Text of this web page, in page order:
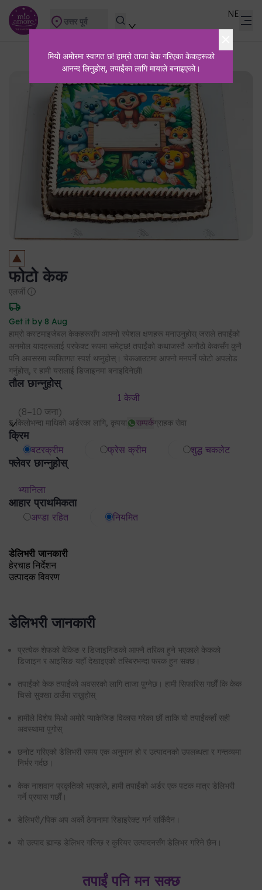
मियो अमोरमा स्वागत छ! हाम्रो ताजा बेक गरिएका केकहरूको
आनन्द लिनुहोस्, तपाईंका लागि मायाले बनाइएको।
उत्तर पूर्व
NE
फोटो केक
एलर्जी
Get it by 8 Aug
हाम्रो कस्टमाइजेबल केकहरूसँग आफ्नो स्पेशल क्षणहरू मनाउनुहोस् जसले तपाईंको
अनमोल यादहरूलाई परफेक्ट रूपमा समेट्छ! तपाईंको कथाजस्तै अनौठो केकसँग कुनै
पनि अवसरमा व्यक्तिगत स्पर्श थप्नुहोस्। चेकआउटमा आफ्नो मनपर्ने फोटो अपलोड
गर्नुहोस्, र हामी यसलाई डिजाइनमा बनाइदिनेछौं!
तौल छान्नुहोस्
1 केजी
(8–10 जना)
5 किलोभन्दा माथिको अर्डरका लागि, कृपया सम्पर्कग्राहक सेवा
क्रिम
बटरक्रीम फ्रेस क्रीम शुद्ध चकलेट
फ्लेवर छान्नुहोस्
भ्यानिला
आहार प्राथमिकता
अण्डा रहित नियमित
डेलिभरी जानकारी
हेरचाह निर्देशन
उत्पादक विवरण
डेलिभरी जानकारी
प्रत्येक शेफको बेकिङ र डिजाइनिङको आफ्नै तरिका हुने भएकाले केकको
डिजाइन र आइसिङ यहाँ देखाइएको तस्बिरभन्दा फरक हुन सक्छ।
तपाईंको केक तपाईंको अवसरको लागि ताजा पुग्नेछ। हामी सिफारिस गर्छौं कि केक
चिसो सुक्खा ठाउँमा राख्नुहोस्
हामीले विशेष मिओ अमोरे प्याकेजिङ विकास गरेका छौं ताकि यो तपाईंकहाँ सही
अवस्थामा पुगोस्
छनोट गरिएको डेलिभरी समय एक अनुमान हो र उत्पादनको उपलब्धता र गन्तव्यमा
निर्भर गर्दछ।
केक नाशवान प्रकृतिको भएकाले, हामी तपाईंको अर्डर एक पटक मात्र डेलिभरी
गर्ने प्रयास गर्छौं।
डेलिभरी/पिक अप अर्को ठेगानामा रिडाइरेक्ट गर्न सकिँदैन।
यो उत्पाद ह्यान्ड डेलिभर गरिन्छ र कुरियर उत्पादनसँग डेलिभर गरिने छैन।
तपाईं पनि मन सक्छ